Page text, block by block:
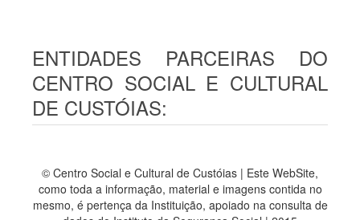
ENTIDADES PARCEIRAS DO
CENTRO SOCIAL E CULTURAL
DE CUSTÓIAS:
© Centro Social e Cultural de Custóias | Este WebSite,
como toda a informação, material e imagens contida no
mesmo, é pertença da Instituição, apoiado na consulta de